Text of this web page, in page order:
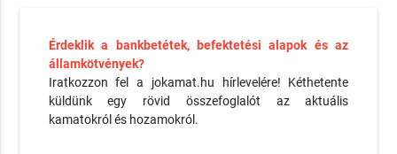
Érdeklik a bankbetétek, befektetési alapok és az
államkötvények?
Iratkozzon fel a jokamat.hu hírlevelére! Kéthetente
küldünk egy rövid összefoglalót az aktuális
kamatokról és hozamokról.